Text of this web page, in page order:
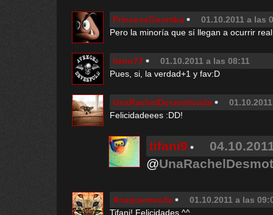
PrincessGoomba
01.10.2011 a las
Pero la minoría que sí llegan a ocurrir
lixiru77
01.10.2011 a las 08:11
Pues, si, la verdad+1 y fav:D
UnaRachelDesmotivada
Felicidadeees :DD!
tifani9
@
Anaquemasda
01.10.2011 a las
Tifani! Felicidades ^^